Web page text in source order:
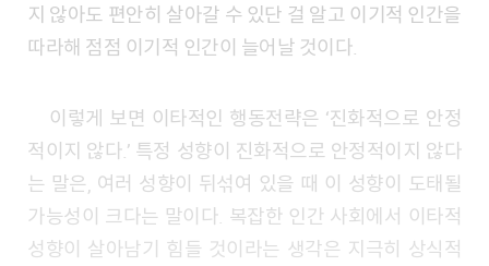
지 않아도 편안히 살아갈 수 있단 걸 알고 이기적 인간을
따라해 점점 이기적 인간이 늘어날 것이다.
이렇게 보면 이타적인 행동전략은 ‘진화적으로 안정
적이지 않다.’ 특정 성향이 진화적으로 안정적이지 않다
는 말은, 여러 성향이 뒤섞여 있을 때 이 성향이 도태될
가능성이 크다는 말이다. 복잡한 인간 사회에서 이타적
성향이 살아남기 힘들 것이라는 생각은 지극히 상식적